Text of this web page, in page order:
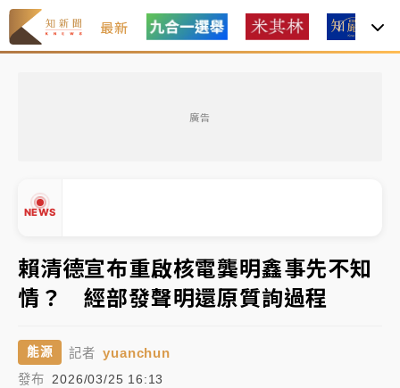
最新
廣告
NEWS
周末精選｜
面手法 郭台銘、蔡英文成關鍵
本周爆款短影音｜ 柯文哲帶電子手鐶拄拐杖現身／周玉
蔻蔡玉真開撕爆料
周末精選｜ 跨境網購族注意！EZ Way若改由政府委
蔣萬安的建中同學！47歲法律學霸戰桃園 公開上任首
賴清德宣布重啟核電龔明鑫事先不知
情？ 經部發聲明還原質詢過程
能源 記者 yuanchun
發布 2026/03/25 16:13